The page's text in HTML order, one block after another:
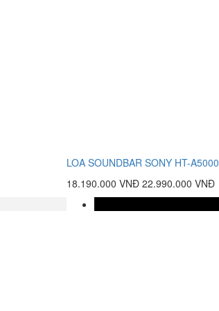
LOA SOUNDBAR SONY HT-A5000
18.190.000 VNĐ 22.990.000 VNĐ